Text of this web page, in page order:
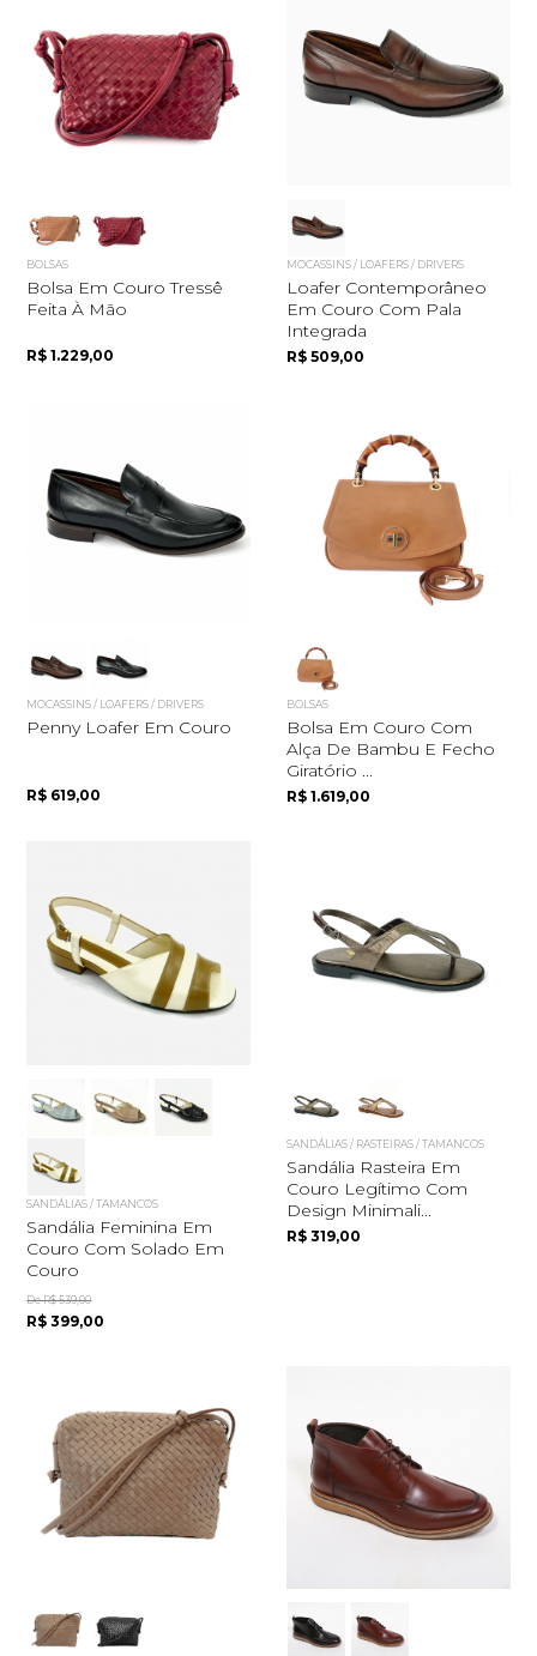
Quero me cadastrar
BOLSAS
Bolsa Em Couro Tressê
Feita À Mão
R$ 1.229,00
MOCASSINS / LOAFERS / DRIVERS
Loafer Contemporâneo
Em Couro Com Pala
Integrada
R$ 509,00
MOCASSINS / LOAFERS / DRIVERS
Penny Loafer Em Couro
R$ 619,00
BOLSAS
Bolsa Em Couro Com
Alça De Bambu E Fecho
Giratório ...
R$ 1.619,00
SANDÁLIAS / TAMANCOS
Sandália Feminina Em
Couro Com Solado Em
Couro
De R$ 539,00
R$ 399,00
SANDÁLIAS / RASTEIRAS / TAMANCOS
Sandália Rasteira Em
Couro Legítimo Com
Design Minimali...
R$ 319,00